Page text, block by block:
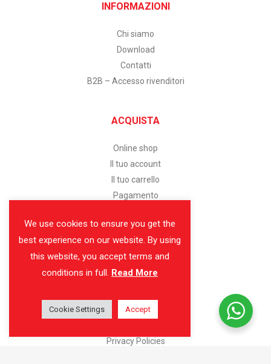
INFORMAZIONI
Chi siamo
Download
Contatti
B2B – Accesso rivenditori
ACQUISTA
Online shop
Il tuo account
Il tuo carrello
Pagamento
SERVIZIO CLIENTI
Assistenza clienti
Modalità di pagamento
Reso facile
Privacy Policies
We use cookies to ensure you get the
best experience on our website. By using
this website, you accept terms and
conditions in full. Read More
Cookie Settings Accept